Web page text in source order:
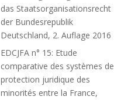
das Staatsorganisationsrecht
der Bundesrepublik
Deutschland, 2. Auflage 2016
EDCJFA n° 15: Etude
comparative des systèmes de
protection juridique des
minorités entre la France,